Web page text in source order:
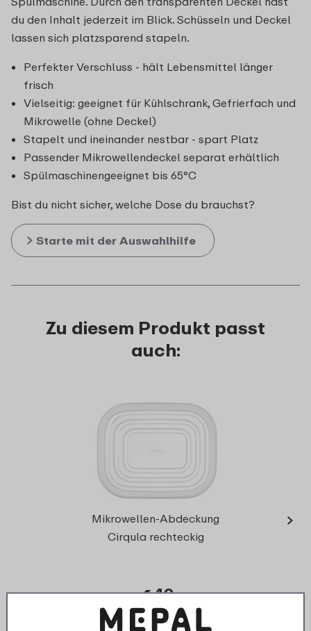
du den Inhalt jederzeit im Blick. Schüsseln und Deckel
lassen sich platzsparend stapeln.
Perfekter Verschluss - hält Lebensmittel länger
frisch
Vielseitig: geeignet für Kühlschrank, Gefrierfach und
Mikrowelle (ohne Deckel)
Stapelt und ineinander nestbar - spart Platz
Passender Mikrowellendeckel separat erhältlich
Spülmaschinengeeignet bis 65°C
Bist du nicht sicher, welche Dose du brauchst?
Starte mit der Auswahlhilfe
Zu diesem Produkt passt
auch:
Mikrowellen-Abdeckung
Cirqula rechteckig
649
›